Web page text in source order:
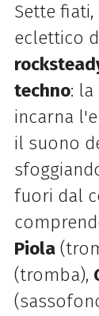
Sette
eclettico
techno: la
incarna
il suono
fuori dal
Piola
(tromba),